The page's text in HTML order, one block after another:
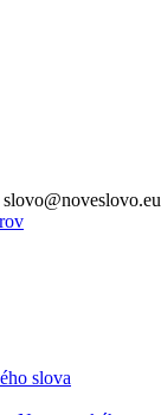
slova